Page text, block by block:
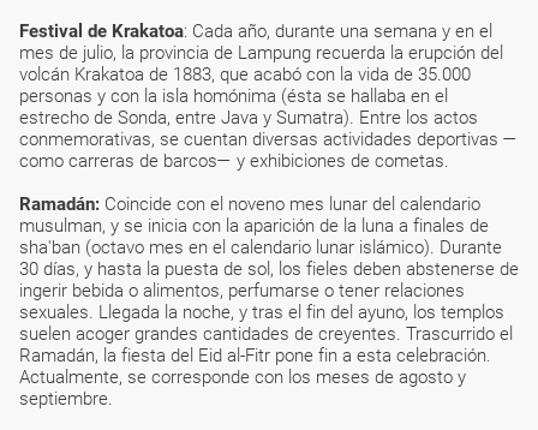
Festival de Krakatoa: Cada año, durante una semana y en el
mes de julio, la provincia de Lampung recuerda la erupción del
volcán Krakatoa de 1883, que acabó con la vida de 35.000
personas y con la isla homónima (ésta se hallaba en el
estrecho de Sonda, entre Java y Sumatra). Entre los actos
conmemorativas, se cuentan diversas actividades deportivas —
como carreras de barcos— y exhibiciones de cometas.
Ramadán: Coincide con el noveno mes lunar del calendario
musulman, y se inicia con la aparición de la luna a finales de
sha'ban (octavo mes en el calendario lunar islámico). Durante
30 días, y hasta la puesta de sol, los fieles deben abstenerse de
ingerir bebida o alimentos, perfumarse o tener relaciones
sexuales. Llegada la noche, y tras el fin del ayuno, los templos
suelen acoger grandes cantidades de creyentes. Trascurrido el
Ramadán, la fiesta del Eid al-Fitr pone fin a esta celebración.
Actualmente, se corresponde con los meses de agosto y
septiembre.